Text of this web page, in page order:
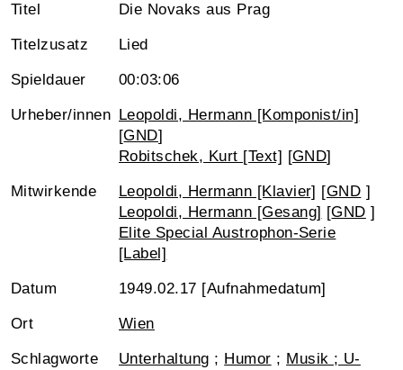
Titel Die Novaks aus Prag
Titelzusatz Lied
Spieldauer 00:03:06
Urheber/innen Leopoldi, Hermann [Komponist/in]
[GND]
Robitschek, Kurt [Text] [GND]
Mitwirkende Leopoldi, Hermann [Klavier] [GND ]
Leopoldi, Hermann [Gesang] [GND ]
Elite Special Austrophon-Serie
[Label]
Datum 1949.02.17 [Aufnahmedatum]
Ort Wien
Schlagworte Unterhaltung ; Humor ; Musik ; U-